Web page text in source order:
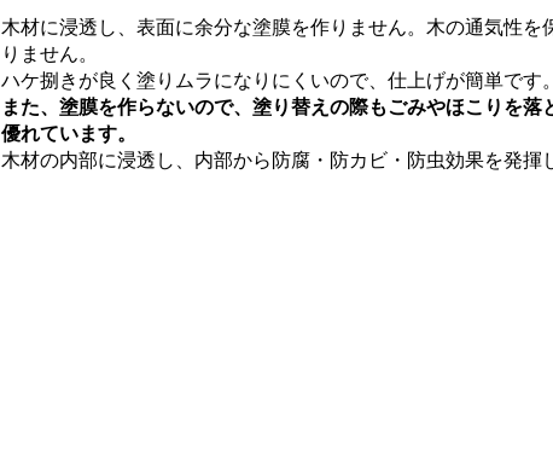
木材に浸透し、表面に余分な塗膜を作りません。木の通気性
りません。
ハケ捌きが良く塗りムラになりにくいので、仕上げが簡単です。
また、塗膜を作らないので、塗り替えの際もごみやほこりを
優れています。
木材の内部に浸透し、内部から防腐・防カビ・防虫効果を発揮